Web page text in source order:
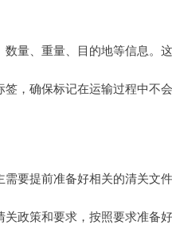
量、重量、目的地等信息。
，确保标记在运输过程中不会
要提前准备好相关的清关文
政策和要求，按照要求准备